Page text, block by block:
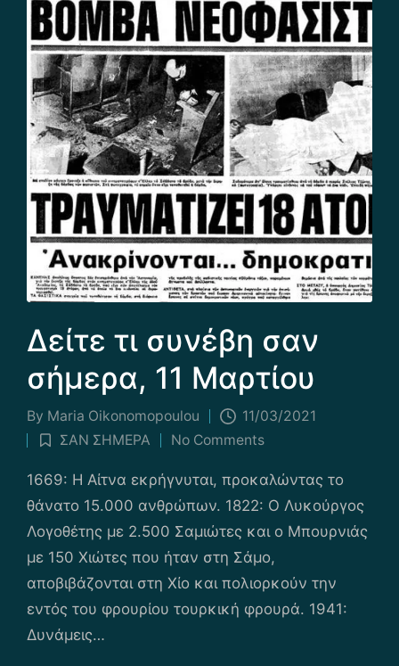
Δείτε τι συνέβη σαν
σήμερα, 11 Μαρτίου
Posted
by
By Maria Οikonomopoulou 11/03/2021
Posted
in
ΣΑΝ ΣΗΜΕΡΑ No Comments
1669: Η Αίτνα εκρήγνυται, προκαλώντας το
θάνατο 15.000 ανθρώπων. 1822: Ο Λυκούργος
Λογοθέτης με 2.500 Σαμιώτες και ο Μπουρνιάς
με 150 Χιώτες που ήταν στη Σάμο,
αποβιβάζονται στη Χίο και πολιορκούν την
εντός του φρουρίου τουρκική φρουρά. 1941:
Δυνάμεις…